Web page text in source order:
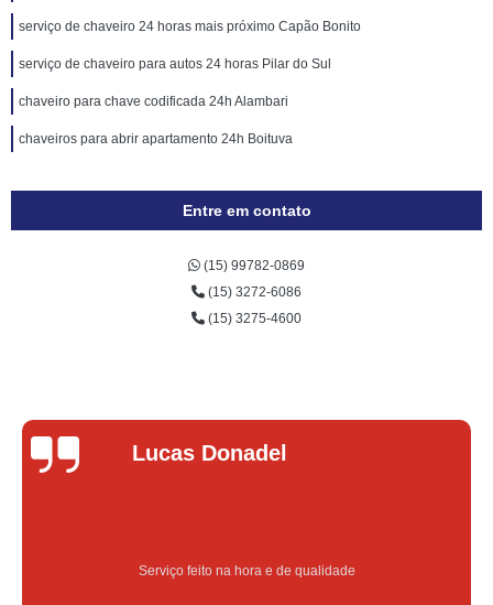
serviço de chaveiro 24 horas mais próximo Capão Bonito
serviço de chaveiro para autos 24 horas Pilar do Sul
chaveiro para chave codificada 24h Alambari
chaveiros para abrir apartamento 24h Boituva
Entre em contato
(15) 99782-0869
(15) 3272-6086
(15) 3275-4600
Lucas Donadel
Serviço feito na hora e de qualidade